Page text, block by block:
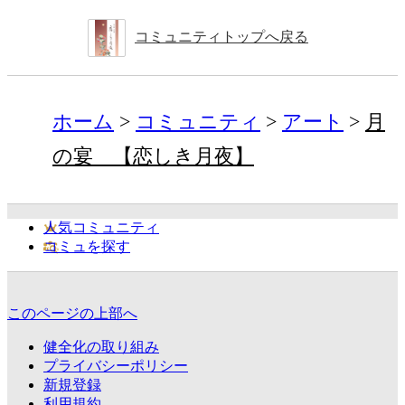
コミュニティトップへ戻る
ホーム コミュニティ アート
月
の宴 【恋しき月夜】
人気コミュニティ
コミュを探す
このページの上部へ
健全化の取り組み
プライバシーポリシー
新規登録